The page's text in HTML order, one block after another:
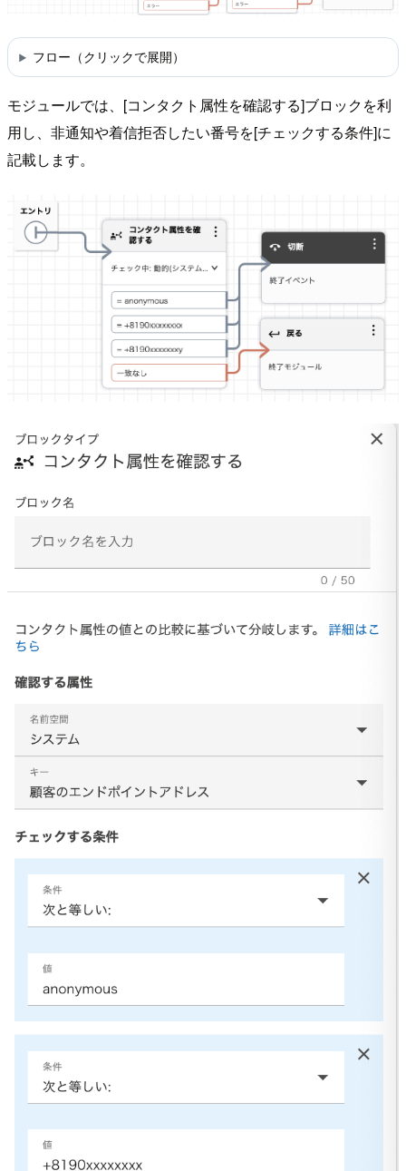
フロー（クリックで展開）
モジュールでは、[コンタクト属性を確認する]ブロックを利
用し、非通知や着信拒否したい番号を[チェックする条件]に
記載します。